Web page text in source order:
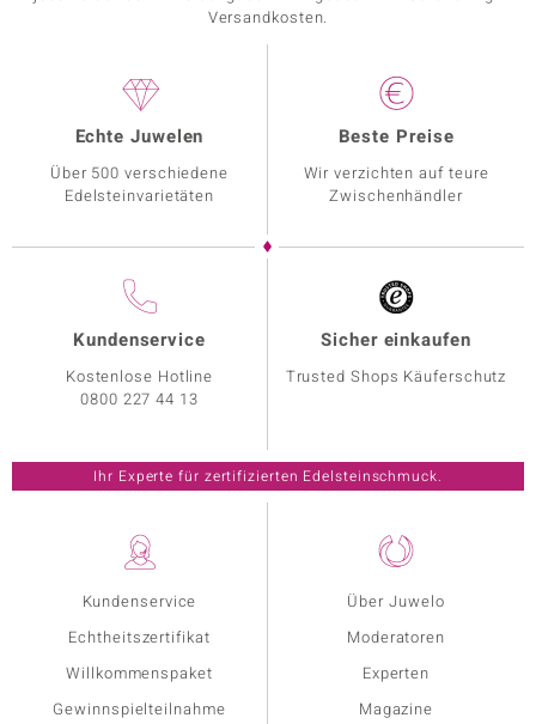
Versandkosten.
Kundenservice
Echtheitszertifikat
Willkommenspaket
Gewinnspielteilnahme
Über Juwelo
Moderatoren
Experten
Magazine
Echte Juwelen
Über 500 verschiedene
Edelsteinvarietäten
Beste Preise
Wir verzichten auf teure
Zwischenhändler
Kundenservice
Kostenlose Hotline
0800 227 44 13
Sicher einkaufen
Trusted Shops Käuferschutz
Ihr Experte für zertifizierten Edelsteinschmuck.